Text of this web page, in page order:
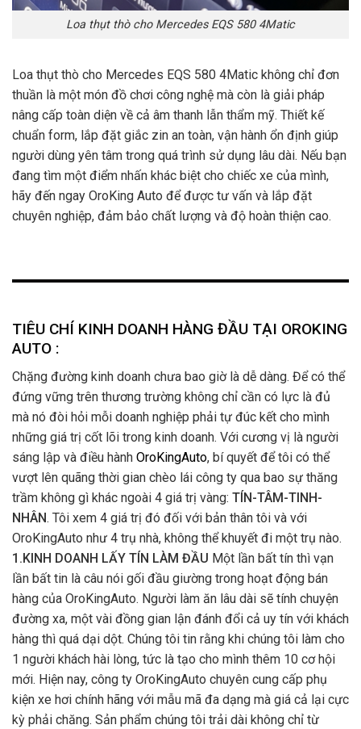
Loa thụt thò cho Mercedes EQS 580 4Matic
Loa thụt thò cho Mercedes EQS 580 4Matic không chỉ đơn
thuần là một món đồ chơi công nghệ mà còn là giải pháp
nâng cấp toàn diện về cả âm thanh lẫn thẩm mỹ. Thiết kế
chuẩn form, lắp đặt giắc zin an toàn, vận hành ổn định giúp
người dùng yên tâm trong quá trình sử dụng lâu dài. Nếu bạn
đang tìm một điểm nhấn khác biệt cho chiếc xe của mình,
hãy đến ngay OroKing Auto để được tư vấn và lắp đặt
chuyên nghiệp, đảm bảo chất lượng và độ hoàn thiện cao.
TIÊU CHÍ KINH DOANH HÀNG ĐẦU TẠI OROKING
AUTO :
Chặng đường kinh doanh chưa bao giờ là dễ dàng. Để có thể
đứng vững trên thương trường không chỉ cần có lực là đủ
mà nó đòi hỏi mỗi doanh nghiệp phải tự đúc kết cho mình
những giá trị cốt lõi trong kinh doanh. Với cương vị là người
sáng lập và điều hành OroKingAuto, bí quyết để tôi có thể
vượt lên quãng thời gian chèo lái công ty qua bao sự thăng
trầm không gì khác ngoài 4 giá trị vàng: TÍN-TÂM-TINH-
NHÂN. Tôi xem 4 giá trị đó đối với bản thân tôi và với
OroKingAuto như 4 trụ nhà, không thể khuyết đi một trụ nào.
1.KINH DOANH LẤY TÍN LÀM ĐẦU Một lần bất tín thì vạn
lần bất tin là câu nói gối đầu giường trong hoạt động bán
hàng của OroKingAuto. Người làm ăn lâu dài sẽ tính chuyện
đường xa, một vài đồng gian lận đánh đổi cả uy tín với khách
hàng thì quá dại dột. Chúng tôi tin rằng khi chúng tôi làm cho
1 người khách hài lòng, tức là tạo cho mình thêm 10 cơ hội
mới. Hiện nay, công ty OroKingAuto chuyên cung cấp phụ
kiện xe hơi chính hãng với mẫu mã đa dạng mà giá cả lại cực
kỳ phải chăng. Sản phẩm chúng tôi trải dài không chỉ từ